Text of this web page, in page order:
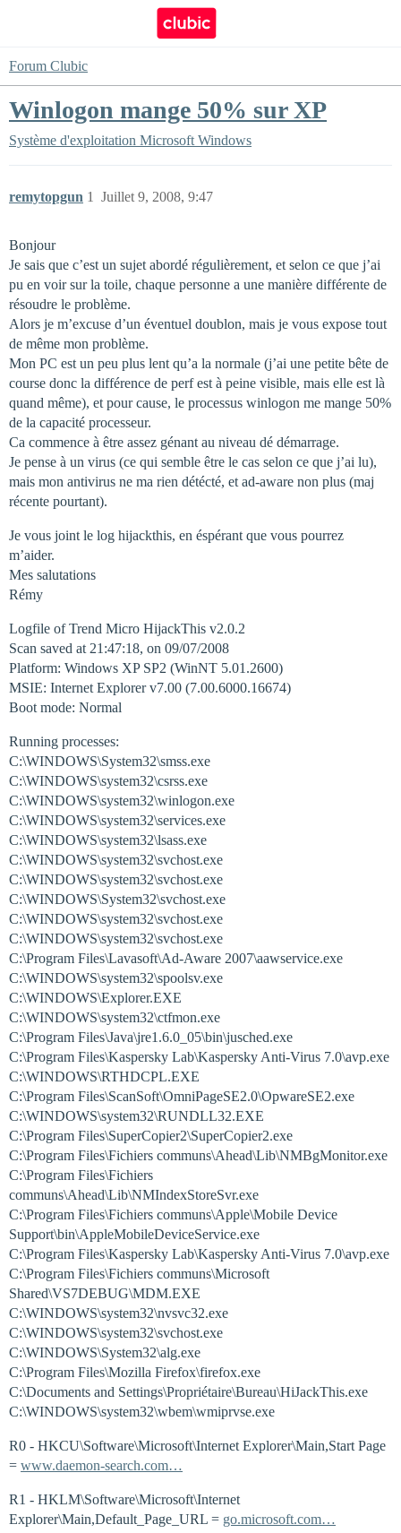
Forum Clubic
Winlogon mange 50% sur XP
Système d'exploitation Microsoft Windows
remytopgun Juillet 9, 2008, 9:47
1
Bonjour
Je sais que c’est un sujet abordé régulièrement, et selon ce que j’ai
pu en voir sur la toile, chaque personne a une manière différente de
résoudre le problème.
Alors je m’excuse d’un éventuel doublon, mais je vous expose tout
de même mon problème.
Mon PC est un peu plus lent qu’a la normale (j’ai une petite bête de
course donc la différence de perf est à peine visible, mais elle est là
quand même), et pour cause, le processus winlogon me mange 50%
de la capacité processeur.
Ca commence à être assez génant au niveau dé démarrage.
Je pense à un virus (ce qui semble être le cas selon ce que j’ai lu),
mais mon antivirus ne ma rien détécté, et ad-aware non plus (maj
récente pourtant).
Je vous joint le log hijackthis, en éspérant que vous pourrez
m’aider.
Mes salutations
Rémy
Logfile of Trend Micro HijackThis v2.0.2
Scan saved at 21:47:18, on 09/07/2008
Platform: Windows XP SP2 (WinNT 5.01.2600)
MSIE: Internet Explorer v7.00 (7.00.6000.16674)
Boot mode: Normal
Running processes:
C:\WINDOWS\System32\smss.exe
C:\WINDOWS\system32\csrss.exe
C:\WINDOWS\system32\winlogon.exe
C:\WINDOWS\system32\services.exe
C:\WINDOWS\system32\lsass.exe
C:\WINDOWS\system32\svchost.exe
C:\WINDOWS\system32\svchost.exe
C:\WINDOWS\System32\svchost.exe
C:\WINDOWS\system32\svchost.exe
C:\WINDOWS\system32\svchost.exe
C:\Program Files\Lavasoft\Ad-Aware 2007\aawservice.exe
C:\WINDOWS\system32\spoolsv.exe
C:\WINDOWS\Explorer.EXE
C:\WINDOWS\system32\ctfmon.exe
C:\Program Files\Java\jre1.6.0_05\bin\jusched.exe
C:\Program Files\Kaspersky Lab\Kaspersky Anti-Virus 7.0\avp.exe
C:\WINDOWS\RTHDCPL.EXE
C:\Program Files\ScanSoft\OmniPageSE2.0\OpwareSE2.exe
C:\WINDOWS\system32\RUNDLL32.EXE
C:\Program Files\SuperCopier2\SuperCopier2.exe
C:\Program Files\Fichiers communs\Ahead\Lib\NMBgMonitor.exe
C:\Program Files\Fichiers
communs\Ahead\Lib\NMIndexStoreSvr.exe
C:\Program Files\Fichiers communs\Apple\Mobile Device
Support\bin\AppleMobileDeviceService.exe
C:\Program Files\Kaspersky Lab\Kaspersky Anti-Virus 7.0\avp.exe
C:\Program Files\Fichiers communs\Microsoft
Shared\VS7DEBUG\MDM.EXE
C:\WINDOWS\system32\nvsvc32.exe
C:\WINDOWS\system32\svchost.exe
C:\WINDOWS\System32\alg.exe
C:\Program Files\Mozilla Firefox\firefox.exe
C:\Documents and Settings\Propriétaire\Bureau\HiJackThis.exe
C:\WINDOWS\system32\wbem\wmiprvse.exe
R0 - HKCU\Software\Microsoft\Internet Explorer\Main,Start Page
= www.daemon-search.com…
R1 - HKLM\Software\Microsoft\Internet
Explorer\Main,Default_Page_URL = go.microsoft.com…